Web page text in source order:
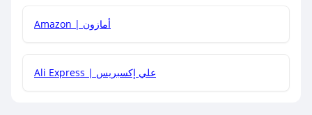
Amazon | أمازون
Ali Express | علي إكسبريس